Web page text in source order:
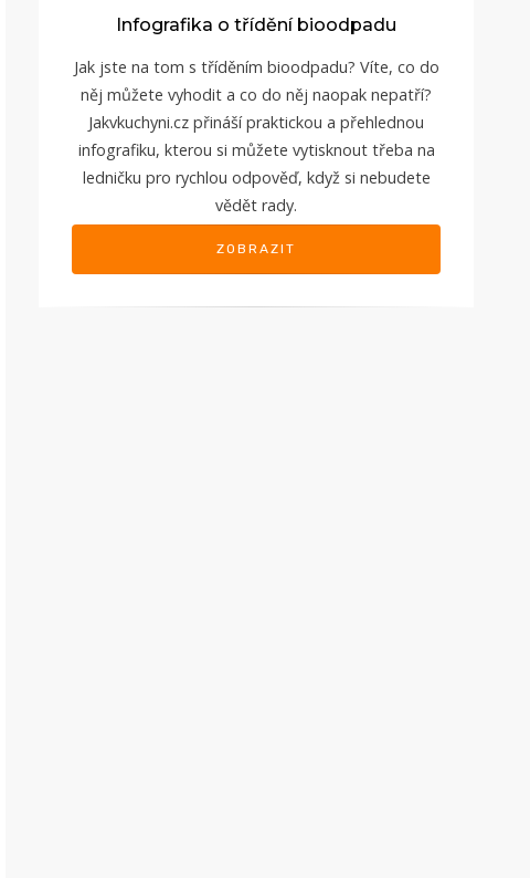
Infografika o třídění bioodpadu
Jak jste na tom s tříděním bioodpadu? Víte, co do
něj můžete vyhodit a co do něj naopak nepatří?
Jakvkuchyni.cz přináší praktickou a přehlednou
infografiku, kterou si můžete vytisknout třeba na
ledničku pro rychlou odpověď, když si nebudete
vědět rady.
ZOBRAZIT